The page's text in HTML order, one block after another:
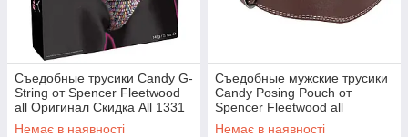
Съедобные трусики Candy G-
String от Spencer Fleetwood
all Оригинал Скидка All 1331
Немає в наявності
Съедобные мужские трусики
Candy Posing Pouch от
Spencer Fleetwood all
Оригинал Скидка All 1332
Немає в наявності